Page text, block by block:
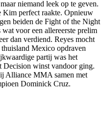
niemand leek op te geven.
Kim perfect raakte. Opnieuw
beiden de Fight of the Night
voor een allereerste prelim
dan verdiend. Reyes mocht
Mexico opdraven
partij was het
Decision winst vandoor ging.
Alliance MMA samen met
Dominick Cruz.